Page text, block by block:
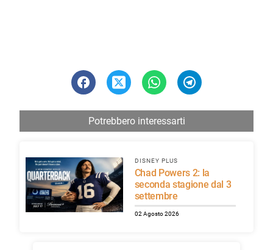
Potrebbero interessarti
DISNEY PLUS
Chad Powers 2: la
seconda stagione dal 3
settembre
02 Agosto 2026